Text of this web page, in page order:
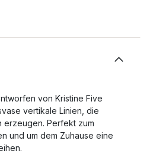
von Kristine Five
vertikale Linien, die
erzeugen. Perfekt zum
und um dem Zuhause eine